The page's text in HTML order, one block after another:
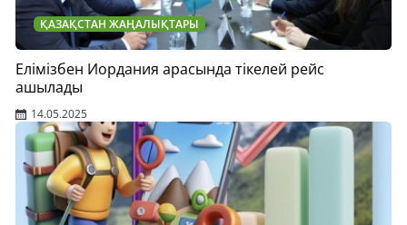
ҚАЗАҚСТАН ЖАҢАЛЫҚТАРЫ
Елімізбен Иордания арасында тікелей рейс
ашылады
14.05.2025